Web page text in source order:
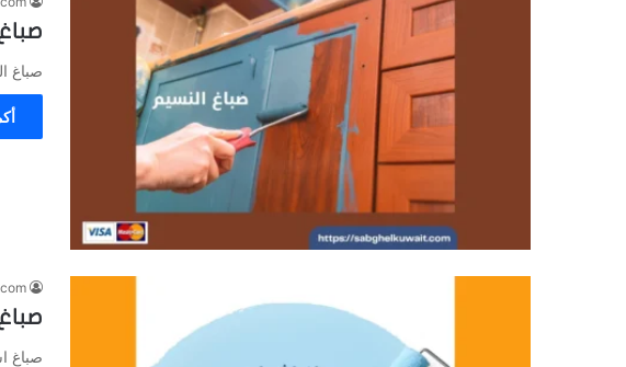
صباغ النسيم
صباغ
صباغ اشبيلية
صباغ